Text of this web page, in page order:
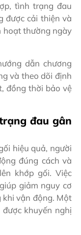
tình trạng đau
được cải thiện và
hoạt thường ngày
dẫn chương
và theo dõi định
đồng thời bảo vệ
đau gân
hiệu quả, người
đúng cách và
khớp gối. Việc
giảm nguy cơ
khi vận động. Một
khuyến nghị